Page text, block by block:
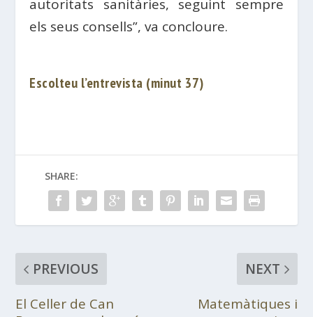
autoritats sanitàries, seguint sempre
els seus consells”, va concloure.
Escolteu l’entrevista (minut 37)
SHARE:
PREVIOUS
El Celler de Can
NEXT
Matemàtiques i